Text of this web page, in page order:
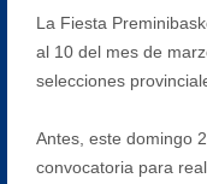
La Fiesta
al 10 del mes de
selecciones
Antes, este domingo
convocatoria para